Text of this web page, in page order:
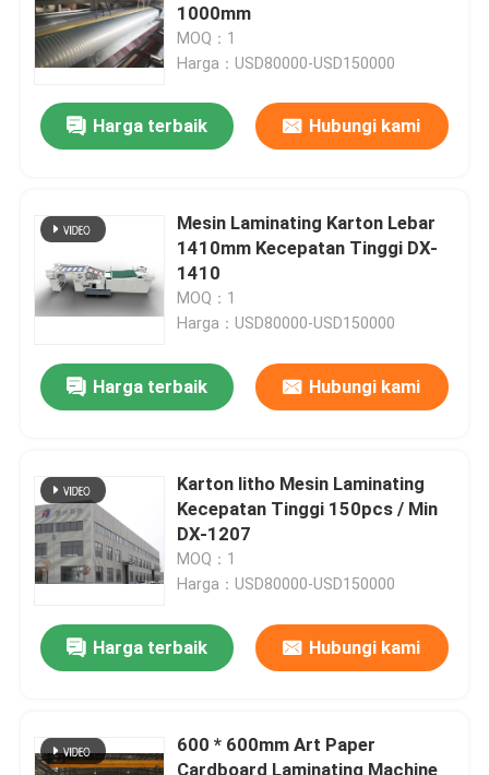
1000mm
MOQ：1
Harga：USD80000-USD150000
Harga terbaik Hubungi kami
Mesin Laminating Karton Lebar
1410mm Kecepatan Tinggi DX-
1410
MOQ：1
Harga：USD80000-USD150000
Harga terbaik Hubungi kami
Karton litho Mesin Laminating
Kecepatan Tinggi 150pcs / Min
DX-1207
MOQ：1
Harga：USD80000-USD150000
Harga terbaik Hubungi kami
600 * 600mm Art Paper
Cardboard Laminating Machine